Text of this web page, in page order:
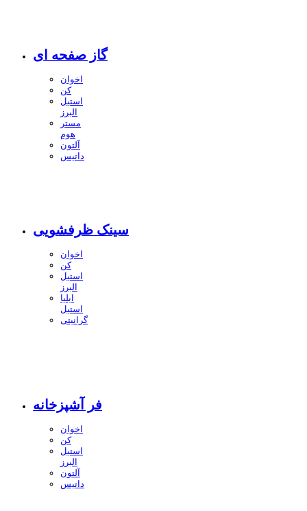
گاز صفحه ای
اخوان
کن
استیل
البرز
مستر
هوم
آلتون
داتیس
سینک ظرفشویی
اخوان
کن
استیل
البرز
ایلیا
استیل
گرانیتی
فر آشپزخانه
اخوان
کن
استیل
البرز
آلتون
داتیس